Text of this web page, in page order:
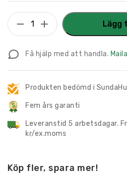
Taktilt
Piktogram
text
Omklädning
Flickor
Lägg
Få hjälp med att handla. Maila
Produkten bedömd i
Fem års garanti
Leveranstid 5 arbetsdagar.
kr/ex.moms
Köp fler, spara mer!